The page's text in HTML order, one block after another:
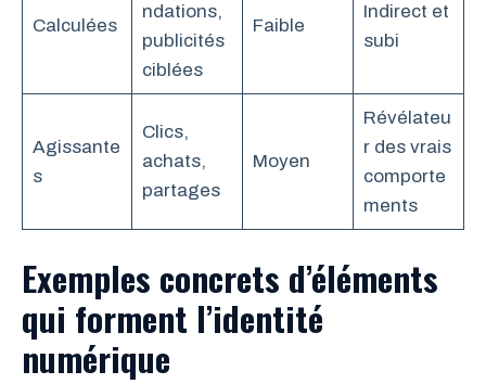
Calculées
ndations,
publicités
ciblées
Faible
Indirect et
subi
Agissante
s
Clics,
achats,
partages
Moyen
Révélateu
r des vrais
comporte
ments
Exemples concrets d’éléments
qui forment l’identité
numérique